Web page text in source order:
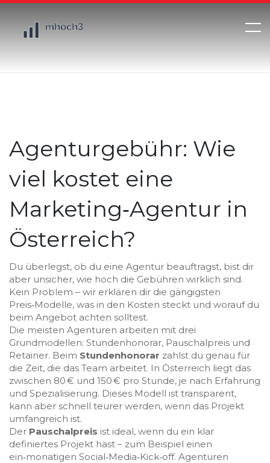
Agenturgebühr: Wie
viel kostet eine
Marketing‑Agentur in
Österreich?
Du überlegst, ob du eine Agentur beauftragst, bist dir
aber unsicher, wie hoch die Gebühren wirklich sind.
Kein Problem – wir erklären dir die gängigsten
Preis‑Modelle, was in den Kosten steckt und worauf du
beim Angebot achten solltest.
Die meisten Agenturen arbeiten mit drei
Grundmodellen: Stundenhonorar, Pauschalpreis und
Retainer. Beim Stundenhonorar zahlst du genau für
die Zeit, die das Team arbeitet. In Österreich liegt das
zwischen 80 € und 150 € pro Stunde, je nach Erfahrung
und Spezialisierung. Dieses Modell ist transparent,
kann aber schnell teurer werden, wenn das Projekt
umfangreich ist.
Der Pauschalpreis ist ideal, wenn du ein klar
definiertes Projekt hast – zum Beispiel einen
ein‑monatigen Social‑Media‑Kick‑off. Agenturen